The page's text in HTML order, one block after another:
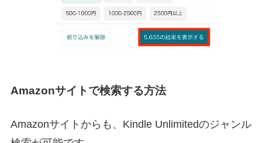
Amazonサイトで検索する方法
Amazonサイトからも、Kindle Unlimitedのジャンル